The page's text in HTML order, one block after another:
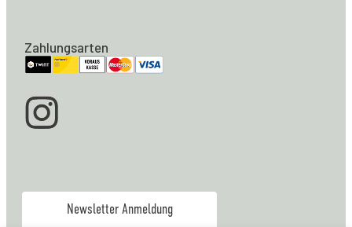
Zahlungsarten
Newsletter Anmeldung